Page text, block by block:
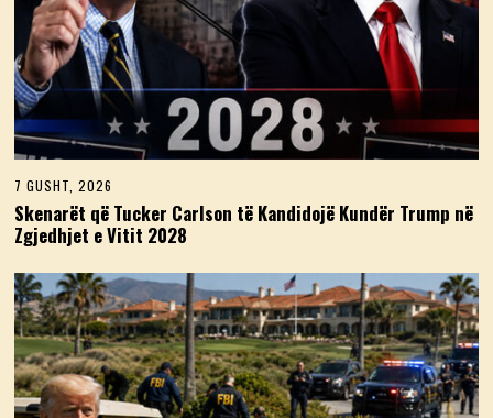
7 GUSHT, 2026
G
U
S
T
,
2
0
2
6
Skenarët që Tucker Carlson të Kandidojë Kundër Trump në
Zgjedhjet e Vitit 2028